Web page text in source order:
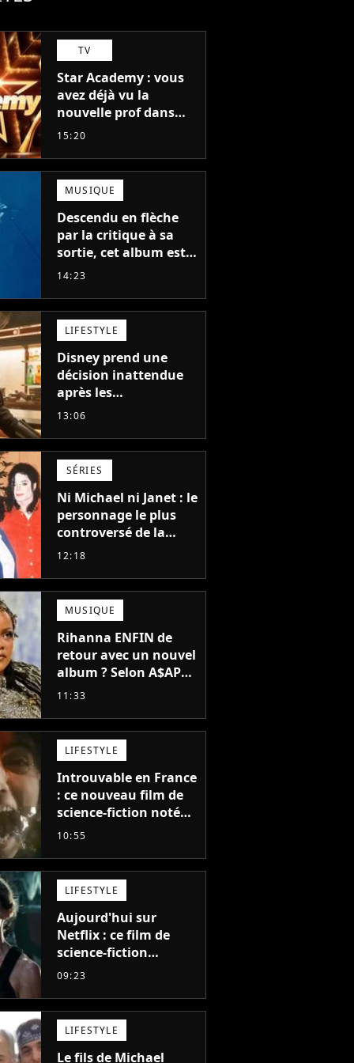
TV
Star Academy : vous
avez déjà vu la
nouvelle prof dans
The Voice et aux
15:20
MUSIQUE
Descendu en flèche
par la critique à sa
sortie, cet album est
en train de devenir le
auteur
14:23
LIFESTYLE
Disney prend une
décision inattendue
après les
"performances
et The Mandalorian &
Grogu au box-office
13:06
SÉRIES
Ni Michael ni Janet : le
personnage le plus
controversé de la
famille Jackson va
propre série
12:18
MUSIQUE
Rihanna ENFIN de
retour avec un nouvel
album ? Selon A$AP
Rocky, "c'est du
11:33
LIFESTYLE
Introuvable en France
: ce nouveau film de
science-fiction noté
55% est décrit comme
l'année"
10:55
LIFESTYLE
Aujourd'hui sur
Netflix : ce film de
science-fiction
totalement oublié est
meilleurs des années
2010
09:23
LIFESTYLE
Le fils de Michael